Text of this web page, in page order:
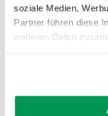
soziale Medien,
Partner führen diese
weiteren Daten